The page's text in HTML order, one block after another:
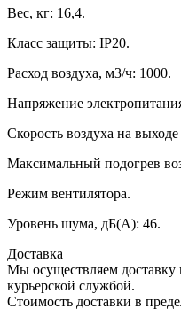
Вес, кг: 16,4.
Класс защиты: IP20.
Расход воздуха, м3/ч: 1000.
Напряжение
Скорость воздуха на
Максимальный подогрев
Режим вентилятора.
Уровень шума, дБ(А): 46.
Доставка
Мы осуществляем
курьерской службой.
Стоимость доставки в